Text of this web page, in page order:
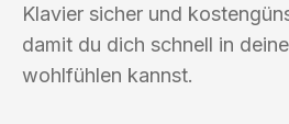
Klavier sicher und
damit du dich schnell in
wohlfühlen kannst.